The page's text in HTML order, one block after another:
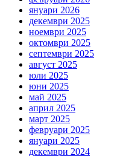
януари 2026
декември 2025
ноември 2025
октомври 2025
септември 2025
август 2025
юли 2025
юни 2025
май 2025
април 2025
март 2025
февруари 2025
януари 2025
декември 2024